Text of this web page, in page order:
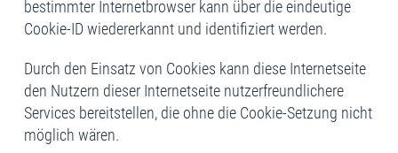
bestimmter Internetbrowser kann über die eindeutige
Cookie-ID wiedererkannt und identifiziert werden.
Durch den Einsatz von Cookies kann diese Internetseite
den Nutzern dieser Internetseite nutzerfreundlichere
Services bereitstellen, die ohne die Cookie-Setzung nicht
möglich wären.